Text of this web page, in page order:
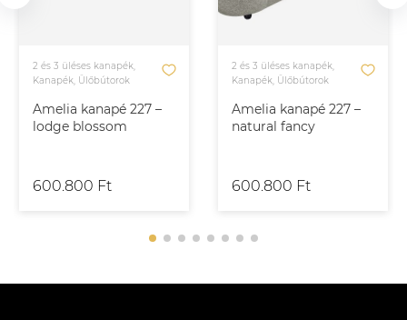
Amelia kanapé 227 –
lodge blossom
2 és 3 üléses kanapék,
Kanapék, Ülőbútorok
600.800 Ft
Amelia kanapé 227 –
natural fancy
2 és 3 üléses kanapék,
Kanapék, Ülőbútorok
600.800 Ft